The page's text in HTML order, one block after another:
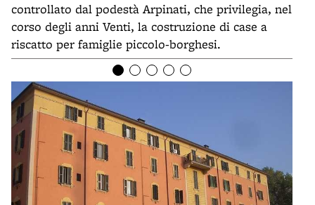
controllato dal podestà Arpinati, che privilegia, nel
corso degli anni Venti, la costruzione di case a
riscatto per famiglie piccolo-borghesi.